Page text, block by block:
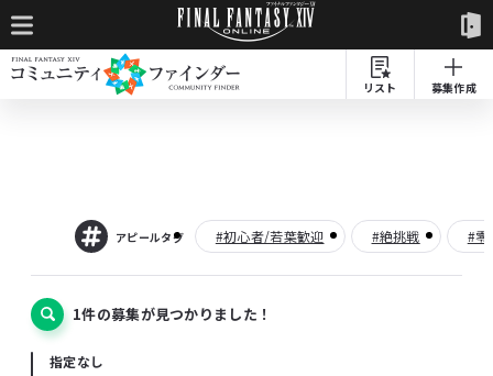
リスト 募集作成
アピールタグ #初心者/若葉歓迎 #絶挑戦 #零
1件の募集が見つかりました！
指定なし